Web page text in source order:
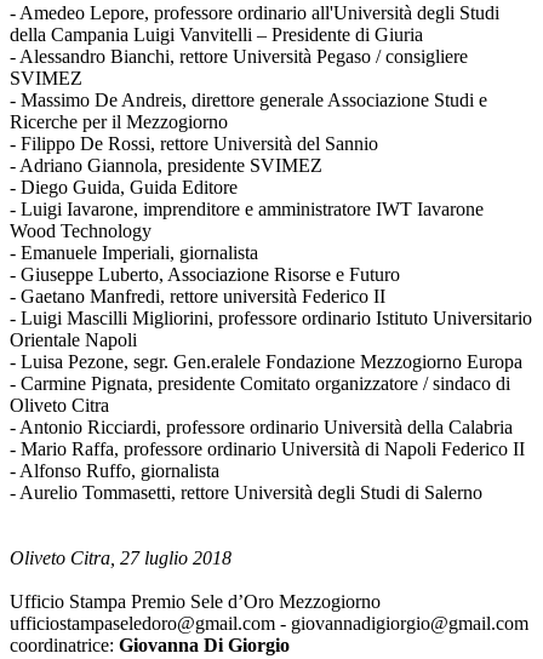
- Amedeo Lepore, professore ordinario all'Università degli Studi
della Campania Luigi Vanvitelli – Presidente di Giuria
- Alessandro Bianchi, rettore Università Pegaso / consigliere
SVIMEZ
- Massimo De Andreis, direttore generale Associazione Studi e
Ricerche per il Mezzogiorno
- Filippo De Rossi, rettore Università del Sannio
- Adriano Giannola, presidente SVIMEZ
- Diego Guida, Guida Editore
- Luigi Iavarone, imprenditore e amministratore IWT Iavarone
Wood Technology
- Emanuele Imperiali, giornalista
- Giuseppe Luberto, Associazione Risorse e Futuro
- Gaetano Manfredi, rettore università Federico II
- Luigi Mascilli Migliorini, professore ordinario Istituto Universitario
Orientale Napoli
- Luisa Pezone, segr. Gen.eralele Fondazione Mezzogiorno Europa
- Carmine Pignata, presidente Comitato organizzatore / sindaco di
Oliveto Citra
- Antonio Ricciardi, professore ordinario Università della Calabria
- Mario Raffa, professore ordinario Università di Napoli Federico II
- Alfonso Ruffo, giornalista
- Aurelio Tommasetti, rettore Università degli Studi di Salerno
Oliveto Citra, 27 luglio 2018
Ufficio Stampa Premio Sele d’Oro Mezzogiorno
ufficiostampaseledoro@gmail.com - giovannadigiorgio@gmail.com
coordinatrice: Giovanna Di Giorgio